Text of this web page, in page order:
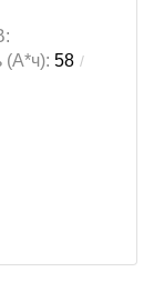
(А*ч): 58